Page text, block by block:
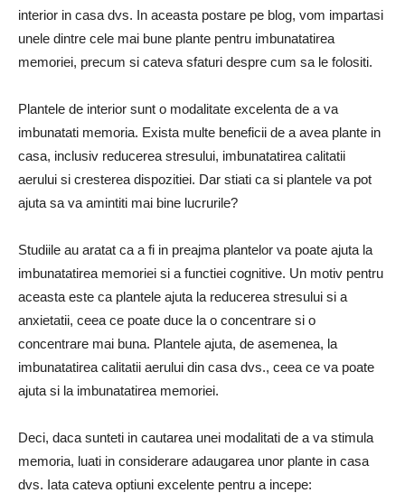
interior in casa dvs. In aceasta postare pe blog, vom impartasi
unele dintre cele mai bune plante pentru imbunatatirea
memoriei, precum si cateva sfaturi despre cum sa le folositi.
Plantele de interior sunt o modalitate excelenta de a va
imbunatati memoria. Exista multe beneficii de a avea plante in
casa, inclusiv reducerea stresului, imbunatatirea calitatii
aerului si cresterea dispozitiei. Dar stiati ca si plantele va pot
ajuta sa va amintiti mai bine lucrurile?
Studiile au aratat ca a fi in preajma plantelor va poate ajuta la
imbunatatirea memoriei si a functiei cognitive. Un motiv pentru
aceasta este ca plantele ajuta la reducerea stresului si a
anxietatii, ceea ce poate duce la o concentrare si o
concentrare mai buna. Plantele ajuta, de asemenea, la
imbunatatirea calitatii aerului din casa dvs., ceea ce va poate
ajuta si la imbunatatirea memoriei.
Deci, daca sunteti in cautarea unei modalitati de a va stimula
memoria, luati in considerare adaugarea unor plante in casa
dvs. Iata cateva optiuni excelente pentru a incepe: